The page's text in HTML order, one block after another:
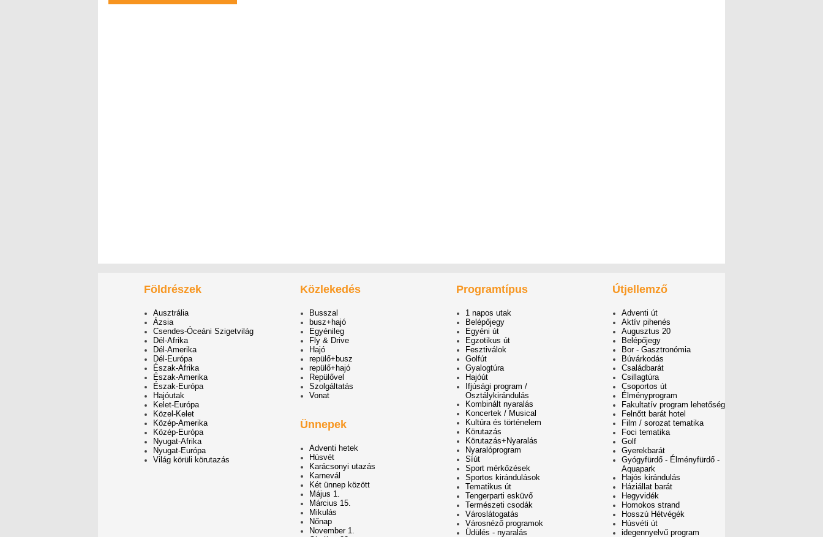
Földrészek
Ausztrália
Ázsia
Csendes-Óceáni Szigetvilág
Dél-Afrika
Dél-Amerika
Dél-Európa
Észak-Afrika
Észak-Amerika
Észak-Európa
Hajóutak
Kelet-Európa
Közel-Kelet
Közép-Amerika
Közép-Európa
Nyugat-Afrika
Nyugat-Európa
Világ körüli körutazás
Közlekedés
Busszal
busz+hajó
Egyénileg
Fly & Drive
Hajó
repülő+busz
repülő+hajó
Repülővel
Szolgáltatás
Vonat
Ünnepek
Adventi hetek
Húsvét
Karácsonyi utazás
Karnevál
Két ünnep között
Május 1.
Március 15.
Mikulás
Nőnap
November 1.
Programtípus
1 napos utak
Belépőjegy
Egyéni út
Egzotikus út
Fesztiválok
Golfút
Gyalogtúra
Hajóút
Ifjúsági program /
Osztálykirándulás
Kombinált nyaralás
Koncertek / Musical
Kultúra és történelem
Körutazás
Körutazás+Nyaralás
Nyaralóprogram
Síút
Sport mérkőzések
Sportos kirándulások
Tematikus út
Tengerparti esküvő
Természeti csodák
Városlátogatás
Városnéző programok
Üdülés - nyaralás
Útjellemző
Adventi út
Aktív pihenés
Augusztus 20
Belépőjegy
Bor - Gasztronómia
Búvárkodás
Családbarát
Csillagtúra
Csoportos út
Élményprogram
Fakultatív program lehetőség
Felnőtt barát hotel
Film / sorozat tematika
Foci tematika
Golf
Gyerekbarát
Gyógyfürdő - Élményfürdő -
Aquapark
Hajós kirándulás
Háziállat barát
Hegyvidék
Homokos strand
Hosszú Hétvégék
Húsvéti út
idegennyelvű program